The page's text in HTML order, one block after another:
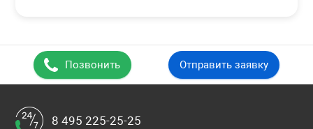
Позвонить Отправить заявку
8 495 225-25-25